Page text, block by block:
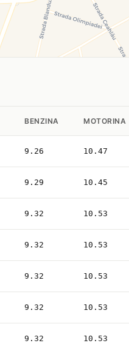
BENZINA MOTORINA
9.26 10.47
9.29 10.45
9.32 10.53
9.32 10.53
9.32 10.53
9.32 10.53
9.32 10.53